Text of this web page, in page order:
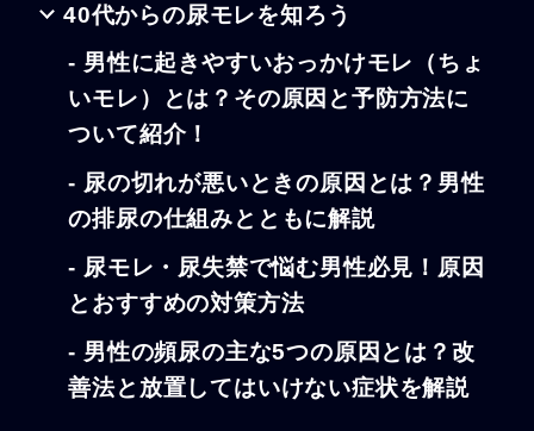
40代からの尿モレを知ろう
- 男性に起きやすいおっかけモレ（ちょ
いモレ）とは？その原因と予防方法に
ついて紹介！
- 尿の切れが悪いときの原因とは？男性
の排尿の仕組みとともに解説
- 尿モレ・尿失禁で悩む男性必見！原因
とおすすめの対策方法
- 男性の頻尿の主な5つの原因とは？改
善法と放置してはいけない症状を解説